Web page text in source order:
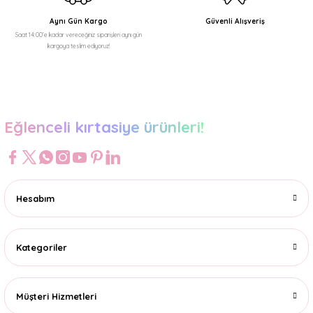
Aynı Gün Kargo
Saat 14:00'e kadar vereceğiniz siparişleri aynı gün
kargoya teslim ediyoruz!
Güvenli Alışveriş
Eğlenceli kırtasiye ürünleri!
Hesabım
Kategoriler
Müşteri Hizmetleri